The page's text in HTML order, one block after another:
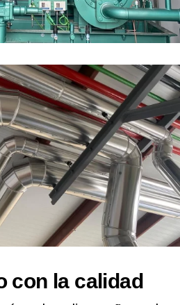
con la calidad